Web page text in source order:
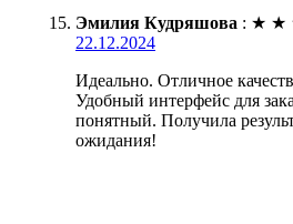
Эмилия Кудряшова : ★ ★
22.12.2024
Идеально. Отличное
Удобный интерфейс для
понятный. Получила
ожидания!